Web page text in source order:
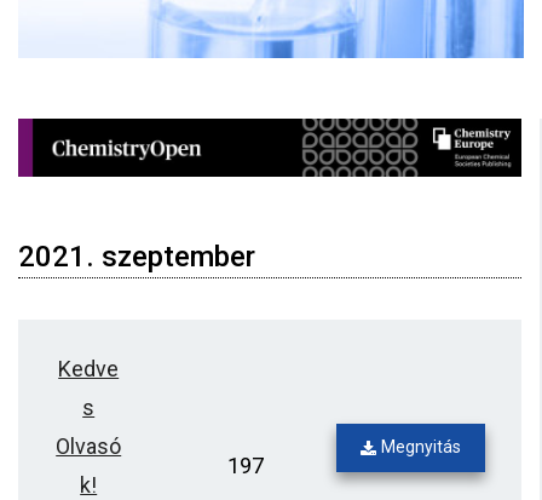
2021. szeptember
Kedve
s
Olvasó
k!
197
Megnyitás